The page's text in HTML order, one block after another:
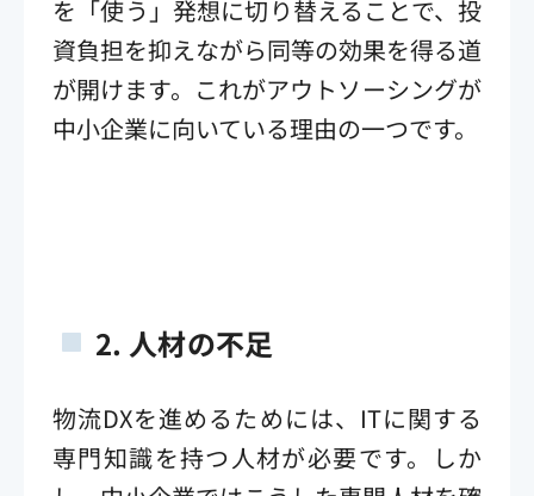
を「使う」発想に切り替えることで、投
資負担を抑えながら同等の効果を得る道
が開けます。これがアウトソーシングが
中小企業に向いている理由の一つです。
2. 人材の不足
物流DXを進めるためには、ITに関する
専門知識を持つ人材が必要です。しか